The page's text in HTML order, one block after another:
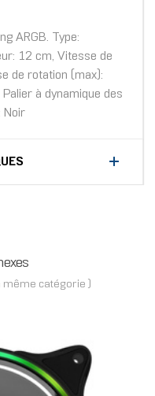
ARGB. Type:
12 cm, Vitesse de
de rotation (max):
à dynamique des
Noir
même catégorie )